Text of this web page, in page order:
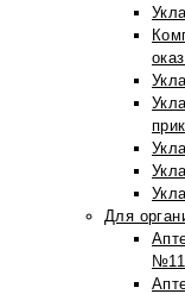
Для